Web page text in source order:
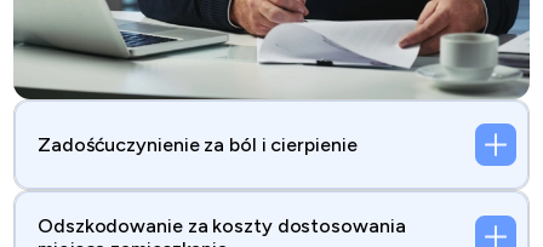
Zadośćuczynienie za ból i cierpienie
Odszkodowanie za koszty dostosowania